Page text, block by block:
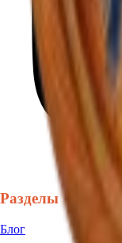
Разделы
Блог